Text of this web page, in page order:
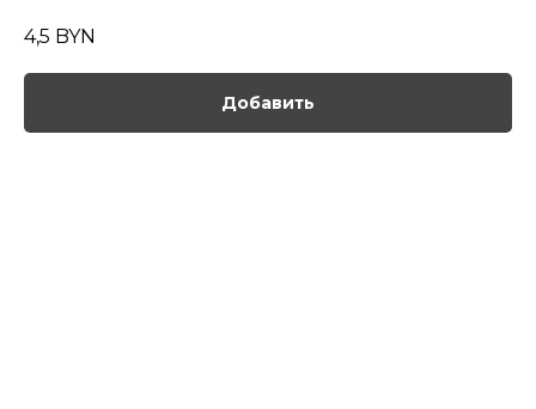
4,5 BYN
Добавить